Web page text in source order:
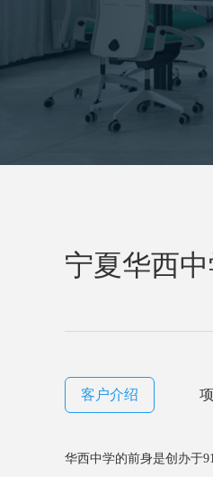
宁夏华西
客户介绍
华西中学的前身是创办于